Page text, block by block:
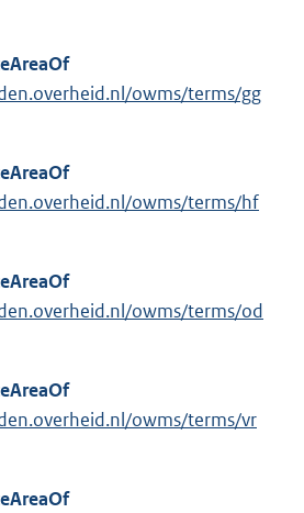
owms/terms/gg
owms/terms/hf
owms/terms/od
owms/terms/vr